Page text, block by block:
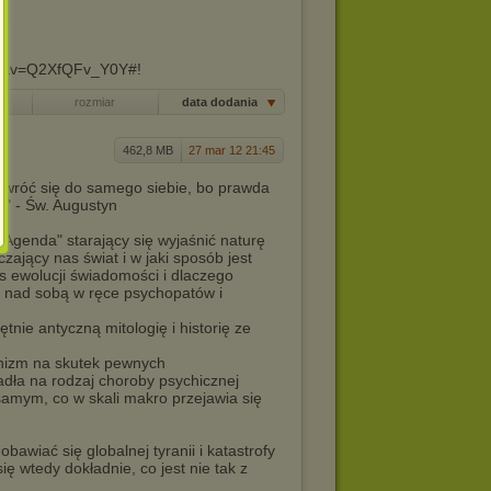
rozmiar data dodania
462,8 MB 27 mar 12 21:45
się do samego siebie, bo prawda
- Św. Augustyn
starający się wyjaśnić naturę
nas świat i w jaki sposób jest
ewolucji świadomości i dlaczego
nad sobą w ręce psychopatów i
antyczną mitologię i historię ze
na skutek pewnych
na rodzaj choroby psychicznej
co w skali makro przejawia się
się globalnej tyranii i katastrofy
wtedy dokładnie, co jest nie tak z